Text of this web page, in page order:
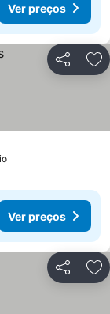
Ver preços
Partilhar
Ver preços
Partilhar